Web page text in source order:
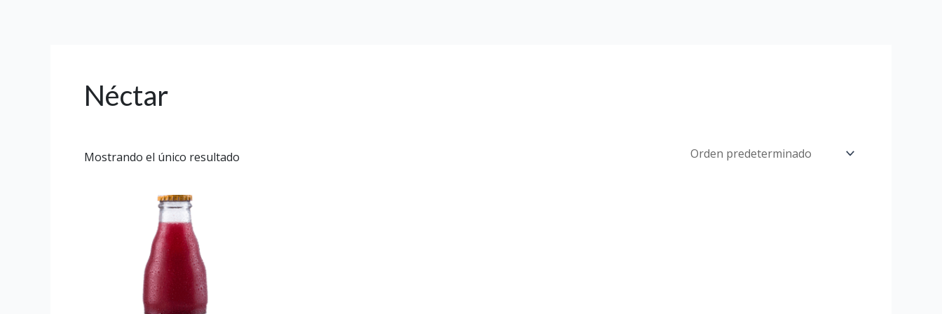
Néctar
Mostrando el único resultado
Este
producto
tiene
múltiples
variantes.
Las
opciones